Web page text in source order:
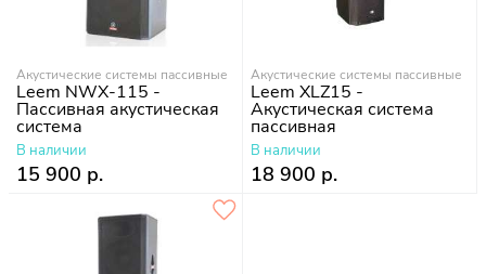
Акустические системы пассивные
Leem NWX-115 -
Пассивная акустическая
система
В наличии
15 900 р.
Акустические системы пассивные
Leem XLZ15 -
Акустическая система
пассивная
В наличии
18 900 р.